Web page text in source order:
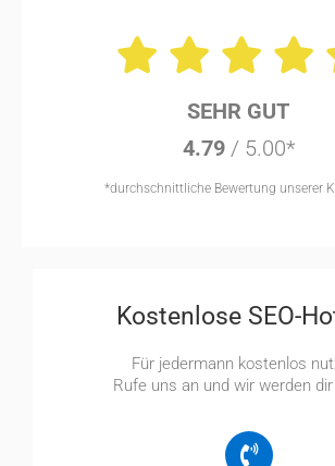
SEHR GUT
4.79/ 5.00*
*durchschnittliche Bewertung unserer
Kostenlose SEO-
Für jedermann kostenlos
Rufe uns an und wir werden